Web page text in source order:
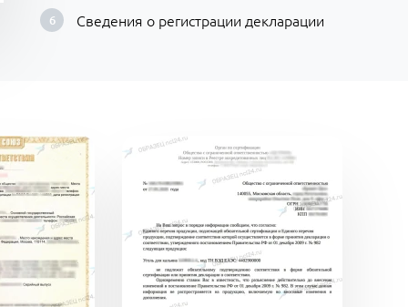
Сведения о регистрации декларации